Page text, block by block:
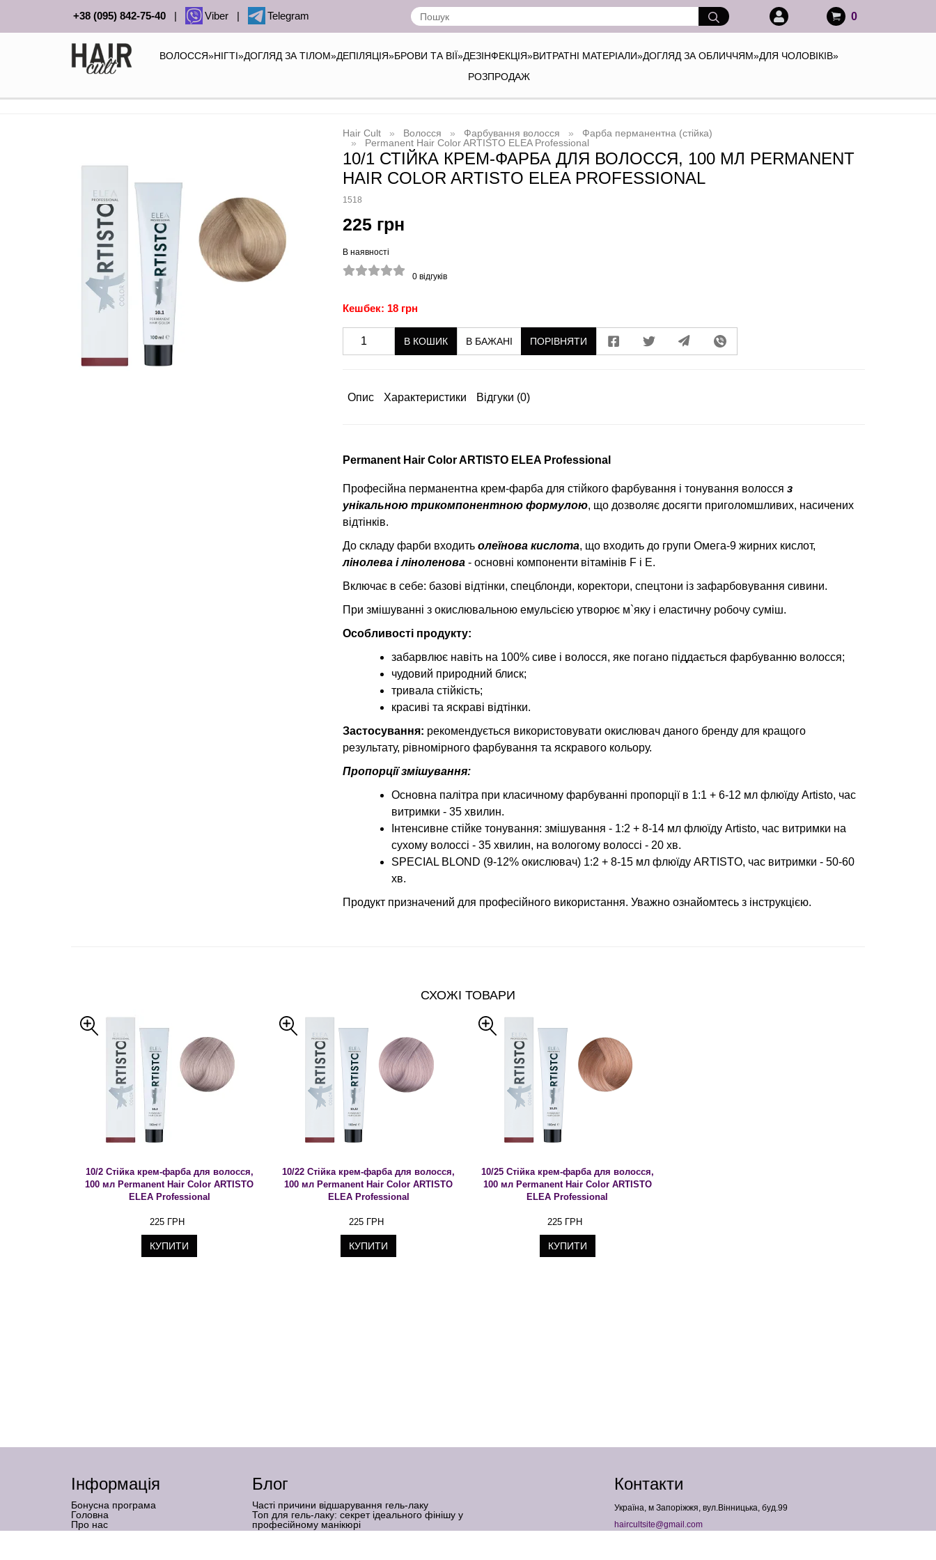
+38 (095) 842-75-40 | Viber | Telegram 0
ВОЛОССЯ»НІГТІ»ДОГЛЯД ЗА ТІЛОМ»ДЕПІЛЯЦІЯ»БРОВИ ТА ВІЇ»ДЕЗІНФЕКЦІЯ»ВИТРАТНІ МАТЕРІАЛИ»ДОГЛЯД ЗА ОБЛИЧЧЯМ»ДЛЯ ЧОЛОВІКІВ»
РОЗПРОДАЖ
Hair Cult Волосся Фарбування волосся
Фарба перманентна (стійка)
Permanent Hair Color ARTISTO ELEA Professional
10/1 СТІЙКА КРЕМ-ФАРБА ДЛЯ ВОЛОССЯ, 100 МЛ PERMANENT
HAIR COLOR ARTISTO ELEA PROFESSIONAL
1518
225 грн
В наявності
0 відгуків
Кешбек: 18 грн
В КОШИК В БАЖАНІ ПОРІВНЯТИ
Опис Характеристики Відгуки (0)
Permanent Hair Color ARTISTO ELEA Professional
Професійна перманентна крем-фарба для стійкого фарбування і тонування волосся з
унікальною трикомпонентною формулою, що дозволяє досягти приголомшливих, насичених
відтінків.
До складу фарби входить олеїнова кислота, що входить до групи Омега-9 жирних кислот,
лінолева і ліноленова - основні компоненти вітамінів F і E.
Включає в себе: базові відтінки, спецблонди, коректори, спецтони із зафарбовування сивини.
При змішуванні з окислювальною емульсією утворює м`яку і еластичну робочу суміш.
Особливості продукту:
забарвлює навіть на 100% сиве і волосся, яке погано піддається фарбуванню волосся;
чудовий природний блиск;
тривала стійкість;
красиві та яскраві відтінки.
Застосування: рекомендується використовувати окислювач даного бренду для кращого
результату, рівномірного фарбування та яскравого кольору.
Пропорції змішування:
Основна палітра при класичному фарбуванні пропорції в 1:1 + 6-12 мл флюїду Artisto, час
витримки - 35 хвилин.
Інтенсивне стійке тонування: змішування - 1:2 + 8-14 мл флюїду Artisto, час витримки на
сухому волоссі - 35 хвилин, на вологому волоссі - 20 хв.
SPECIAL BLOND (9-12% окислювач) 1:2 + 8-15 мл флюїду ARTISTO, час витримки - 50-60
хв.
Продукт призначений для професійного використання. Уважно ознайомтесь з інструкцією.
СХОЖІ ТОВАРИ
10/2 Стійка крем-фарба для волосся,
100 мл Permanent Hair Color ARTISTO
ELEA Professional
225 ГРН
КУПИТИ
10/22 Стійка крем-фарба для волосся,
100 мл Permanent Hair Color ARTISTO
ELEA Professional
225 ГРН
КУПИТИ
10/25 Стійка крем-фарба для волосся,
100 мл Permanent Hair Color ARTISTO
ELEA Professional
225 ГРН
КУПИТИ
Інформація
Бонусна програма
Головна
Про нас
Бренди
Блог
Часті причини відшарування гель-лаку
Топ для гель-лаку: секрет ідеального фінішу у
професійному манікюрі
Нарощення на верхні форми: що це таке і для кого
Контакти
Україна, м Запоріжжя, вул.Вінницька, буд.99
haircultsite@gmail.com